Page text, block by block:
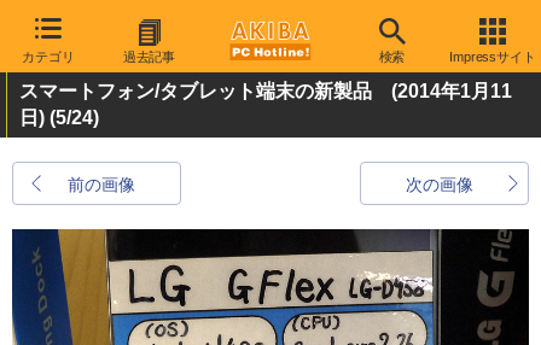
カテゴリ 過去記事 検索 Impressサイト
スマートフォン/タブレット端末の新製品 (2014年1月11
日) (5/24)
前の画像 次の画像